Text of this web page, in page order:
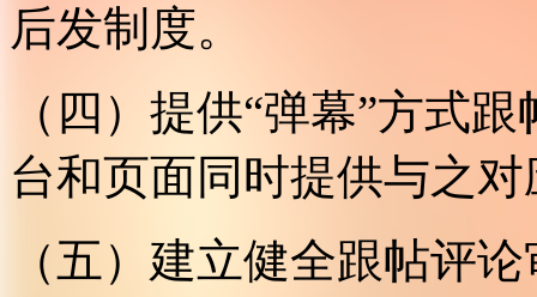
后发制度。
（四）提供“弹幕”方式
台和页面同时提供与之
（五）建立健全跟帖评